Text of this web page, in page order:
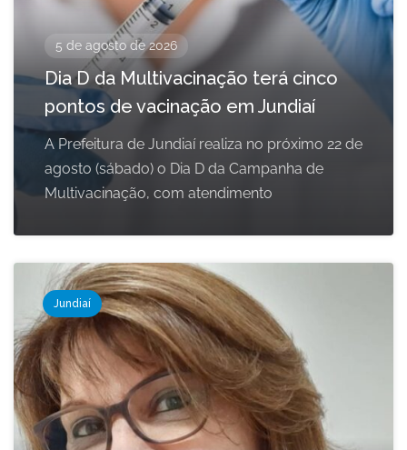
5 de agosto de 2026
Dia D da Multivacinação terá cinco
pontos de vacinação em Jundiaí
A Prefeitura de Jundiaí realiza no próximo 22 de
agosto (sábado) o Dia D da Campanha de
Multivacinação, com atendimento
Jundiaí